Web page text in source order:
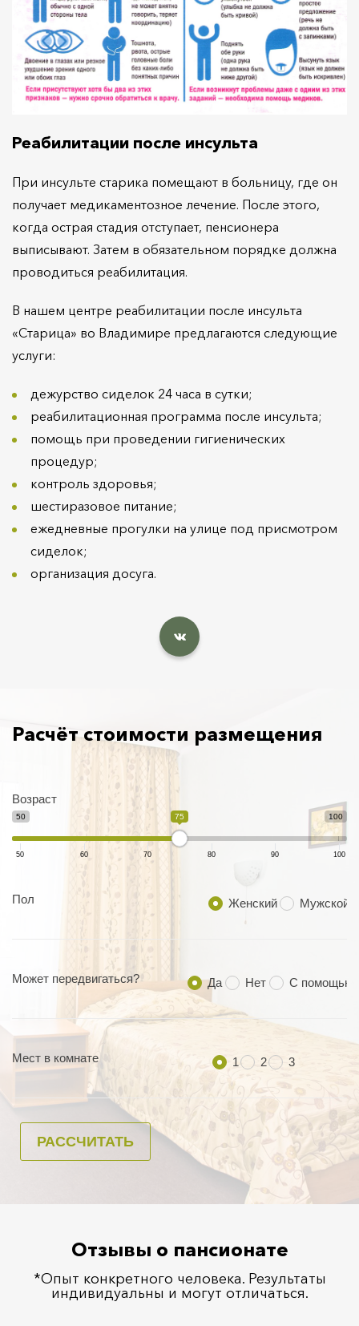
Реабилитации после инсульта
При инсульте старика помещают в больницу, где он
получает медикаментозное лечение. После этого,
когда острая стадия отступает, пенсионера
выписывают. Затем в обязательном порядке должна
проводиться реабилитация.
В нашем центре реабилитации после инсульта
«Старица» во Владимире предлагаются следующие
услуги:
дежурство сиделок 24 часа в сутки;
реабилитационная программа после инсульта;
помощь при проведении гигиенических
процедур;
контроль здоровья;
шестиразовое питание;
ежедневные прогулки на улице под присмотром
сиделок;
организация досуга.
Расчёт стоимости размещения
Отзывы о пансионате
*Опыт конкретного человека. Результаты
индивидуальны и могут отличаться.